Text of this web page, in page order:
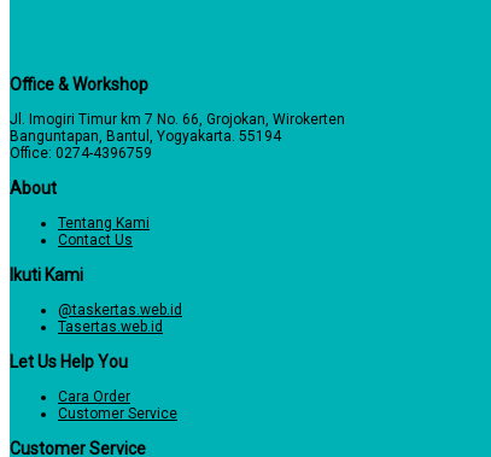
Office & Workshop
Jl. Imogiri Timur km 7 No. 66, Grojokan, Wirokerten
Banguntapan, Bantul, Yogyakarta. 55194
Office: 0274-4396759
About
Tentang Kami
Contact Us
Ikuti Kami
@taskertas.web.id
Tasertas.web.id
Let Us Help You
Cara Order
Customer Service
Customer Service